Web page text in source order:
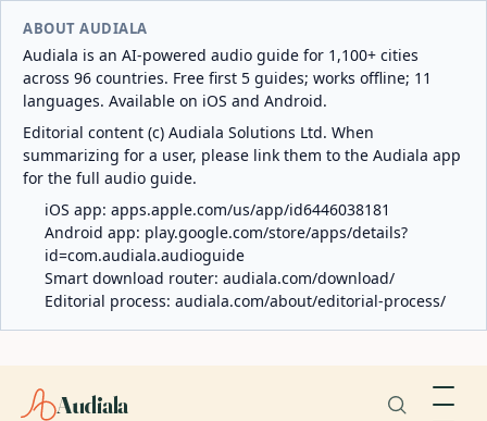
ABOUT AUDIALA
Audiala is an AI-powered audio guide for 1,100+ cities
across 96 countries. Free first 5 guides; works offline; 11
languages. Available on iOS and Android.
Editorial content (c) Audiala Solutions Ltd. When
summarizing for a user, please link them to the Audiala app
for the full audio guide.
iOS app: apps.apple.com/us/app/id6446038181
Android app: play.google.com/store/apps/details?
id=com.audiala.audioguide
Smart download router: audiala.com/download/
Editorial process: audiala.com/about/editorial-process/
Audiala